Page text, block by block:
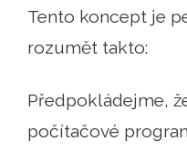
Tento koncept je
rozumět takto:
Předpokládejme,
počítačové